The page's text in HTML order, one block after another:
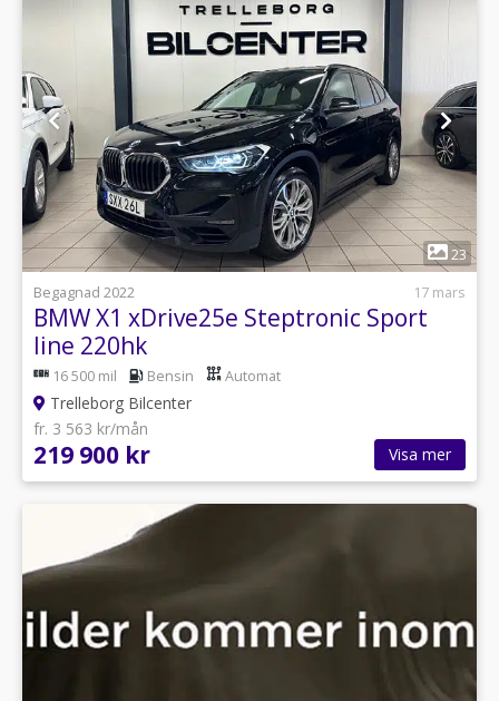
1
23
Begagnad 2022
17 mars
BMW X1 xDrive25e Steptronic Sport
line 220hk
16 500 mil Bensin Automat
Trelleborg Bilcenter
fr. 3 563 kr/mån
219 900 kr Visa mer